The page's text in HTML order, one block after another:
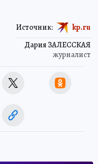
Дария ЗАЛЕССКАЯ
журналист
Источник: kp.ru